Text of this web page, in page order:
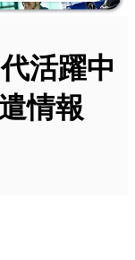
活躍中
情報